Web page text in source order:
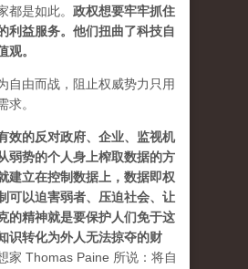
都是如此。 政权想要牢牢抓住
利益服务。他们扭曲了科技自
观。
自由而战，阻止权威势力只用
求。
效的反对政府、企业、监视机
弱势的个人身上榨取数据的方
建立在控制数据上，数据即权
可以迫害弱者、压迫社会、让
的精神就是要保护人们免于这
识转化为外人无法掠夺的财
家 Thomas Paine 所说：将自